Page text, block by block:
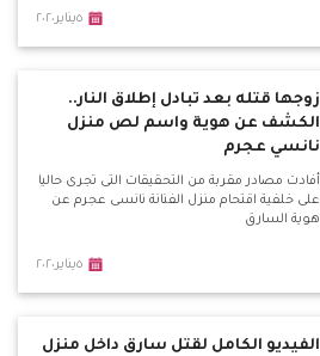
٥يناير٢٠٢٠
زوجها قتله بعد تبادل إطلاق النار..
الكشف عن هوية واسم لص منزل
نانسي عجرم
أفادت مصادر مقربة من التحقيقات التى تجرى حاليا
على خلفية اقتحام منزل الفنانة نانسى عجرم عن
هوية السارق
٥يناير٢٠٢٠
الفيديو الكامل لقتل سارق داخل منزل